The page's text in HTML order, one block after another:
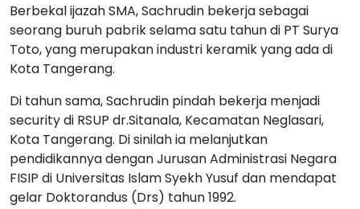
Berbekal ijazah SMA, Sachrudin bekerja sebagai
seorang buruh pabrik selama satu tahun di PT Surya
Toto, yang merupakan industri keramik yang ada di
Kota Tangerang.
Di tahun sama, Sachrudin pindah bekerja menjadi
security di RSUP dr.Sitanala, Kecamatan Neglasari,
Kota Tangerang. Di sinilah ia melanjutkan
pendidikannya dengan Jurusan Administrasi Negara
FISIP di Universitas Islam Syekh Yusuf dan mendapat
gelar Doktorandus (Drs) tahun 1992.